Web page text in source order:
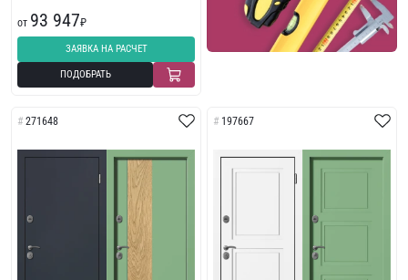
от 93 947₽
ЗАЯВКА НА РАСЧЕТ
ПОДОБРАТЬ
271648 197667